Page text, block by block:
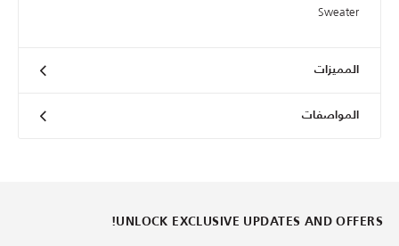
Sweater
المميزات
المواصفات
UNLOCK EXCLUSIVE UPDATES AND OFFERS!